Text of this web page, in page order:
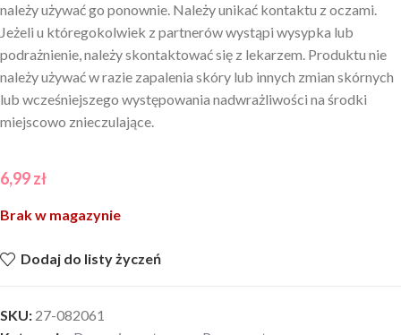
należy używać go ponownie. Należy unikać kontaktu z oczami.
Jeżeli u któregokolwiek z partnerów wystąpi wysypka lub
podrażnienie, należy skontaktować się z lekarzem. Produktu nie
należy używać w razie zapalenia skóry lub innych zmian skórnych
lub wcześniejszego występowania nadwrażliwości na środki
miejscowo znieczulające.
6,99zł
Brak w magazynie
Dodaj do listy życzeń
SKU: 27-082061